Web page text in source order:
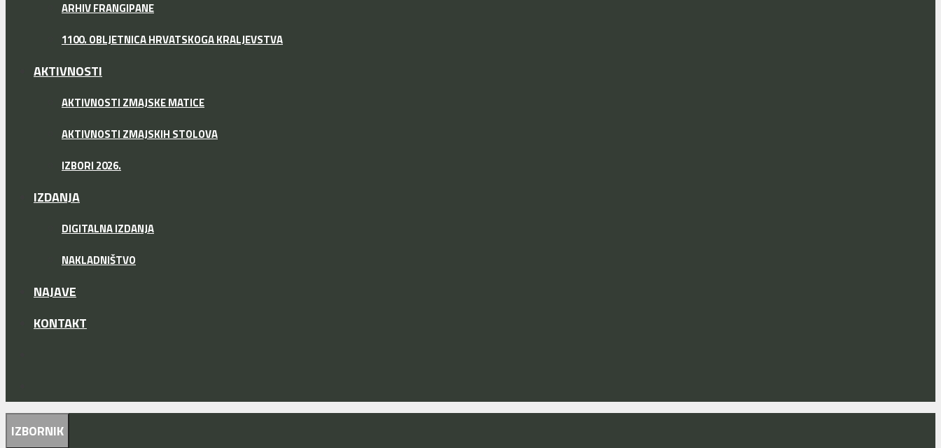
ARHIV FRANGIPANE
1100. OBLJETNICA HRVATSKOGA KRALJEVSTVA
AKTIVNOSTI
AKTIVNOSTI ZMAJSKE MATICE
AKTIVNOSTI ZMAJSKIH STOLOVA
IZBORI 2026.
IZDANJA
DIGITALNA IZDANJA
NAKLADNIŠTVO
NAJAVE
KONTAKT
IZBORNIK